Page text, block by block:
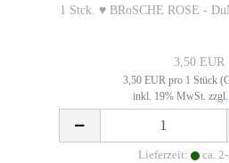
1 Stck. ♥ BRoSCHE ROSE -
3,50 EUR
3,50 EUR pro 1 Stück
inkl. 19% MwSt. zzgl.
Lieferzeit:
ca.